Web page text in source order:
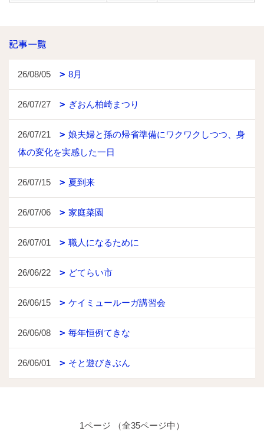
記事一覧
26/08/05 8月
26/07/27 ぎおん柏崎まつり
26/07/21
娘夫婦と孫の帰省準備にワクワクしつつ、身
体の変化を実感した一日
26/07/15 夏到来
26/07/06 家庭菜園
26/07/01 職人になるために
26/06/22 どてらい市
26/06/15 ケイミュールーガ講習会
26/06/08 毎年恒例てきな
26/06/01 そと遊びきぶん
1ページ （全35ページ中）